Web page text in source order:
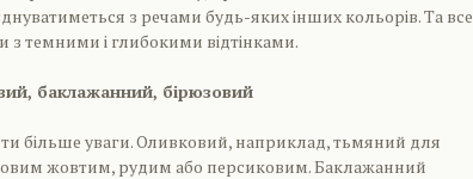
з речами будь-яких інших кольорів. Та все
з темними і глибокими відтінками.
баклажанний, бірюзовий
більше уваги. Оливковий, наприклад, тьмяний для
жовтим, рудим або персиковим. Баклажанний